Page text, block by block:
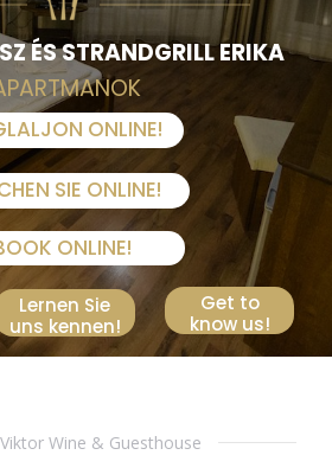
Lernen Sie
uns kennen!
Get to
know us!
ONLINE!
SIE ONLINE!
ONLINE!
ÉS STRANDGRILL ERIKA
Wine & Guesthouse